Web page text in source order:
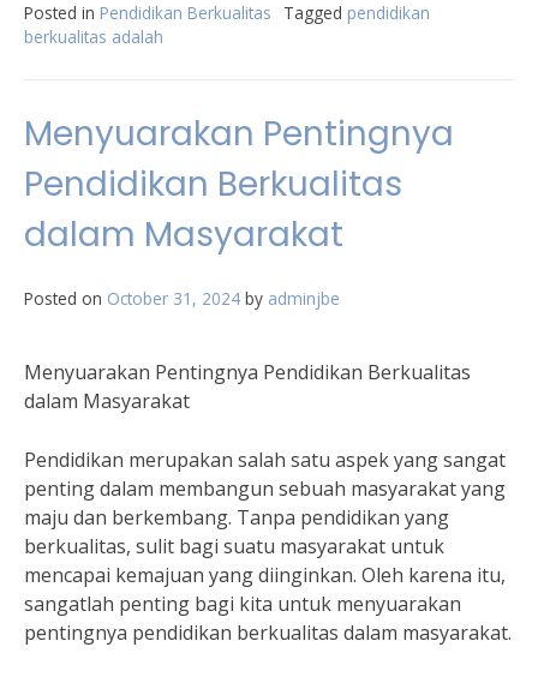
Posted in Pendidikan Berkualitas Tagged pendidikan
berkualitas adalah
Menyuarakan Pentingnya
Pendidikan Berkualitas
dalam Masyarakat
Posted on October 31, 2024 by adminjbe
Menyuarakan Pentingnya Pendidikan Berkualitas
dalam Masyarakat
Pendidikan merupakan salah satu aspek yang sangat
penting dalam membangun sebuah masyarakat yang
maju dan berkembang. Tanpa pendidikan yang
berkualitas, sulit bagi suatu masyarakat untuk
mencapai kemajuan yang diinginkan. Oleh karena itu,
sangatlah penting bagi kita untuk menyuarakan
pentingnya pendidikan berkualitas dalam masyarakat.